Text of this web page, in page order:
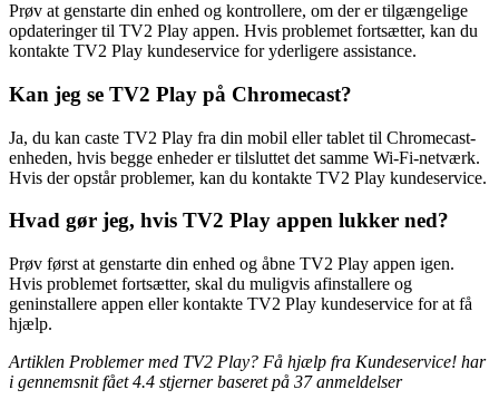
Prøv at genstarte din enhed og kontrollere, om der er tilgængelige
opdateringer til TV2 Play appen. Hvis problemet fortsætter, kan du
kontakte TV2 Play kundeservice for yderligere assistance.
Kan jeg se TV2 Play på Chromecast?
Ja, du kan caste TV2 Play fra din mobil eller tablet til Chromecast-
enheden, hvis begge enheder er tilsluttet det samme Wi-Fi-netværk.
Hvis der opstår problemer, kan du kontakte TV2 Play kundeservice.
Hvad gør jeg, hvis TV2 Play appen lukker ned?
Prøv først at genstarte din enhed og åbne TV2 Play appen igen.
Hvis problemet fortsætter, skal du muligvis afinstallere og
geninstallere appen eller kontakte TV2 Play kundeservice for at få
hjælp.
Artiklen Problemer med TV2 Play? Få hjælp fra Kundeservice! har
i gennemsnit fået4.4 stjerner baseret på 37anmeldelser